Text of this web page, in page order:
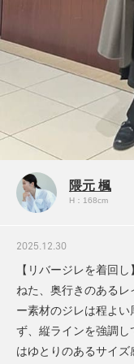
隈元 楓
H：168cm
2025.12.30
【リバージレを着回
ねた、奥行きのある
ー素材のジレは程よ
ず、縦ラインを強調し
はゆとりのあるサイ